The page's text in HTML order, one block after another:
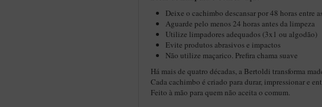
Deixe o cachimbo descansar por 48 horas entre
Aguarde pelo menos 24 horas antes da limpeza
Utilize limpadores adequados (3x1 ou algodão)
Evite produtos abrasivos e impactos
Não utilize maçarico. Prefira chama suave
Há mais de quatro décadas, a Bertoldi transforma
Cada cachimbo é criado para durar, impressionar e
Feito à mão para quem não aceita o comum.